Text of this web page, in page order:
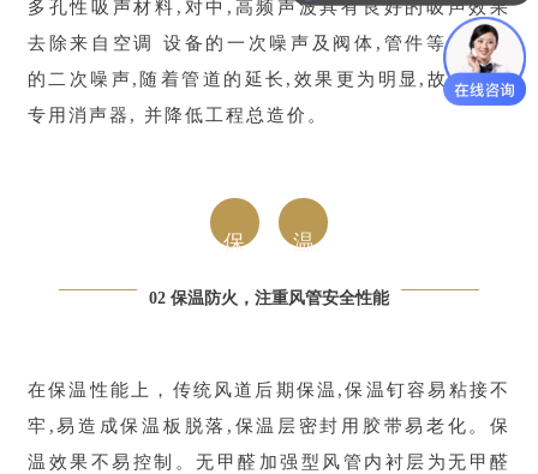
多孔性吸声材料,对中,高频声波具有良好的吸声效果
去除来自空调 设备的一次噪声及阀体,管件等处产生
的二次噪声,随着管道的延长,效果更为明显,故可省去
专用消声器, 并降低工程总造价。
保 温
02 保温防火，注重风管安全性能
在保温性能上，传统风道后期保温,保温钉容易粘接不
牢,易造成保温板脱落,保温层密封用胶带易老化。保
温效果不易控制。无甲醛加强型风管内衬层为无甲醛